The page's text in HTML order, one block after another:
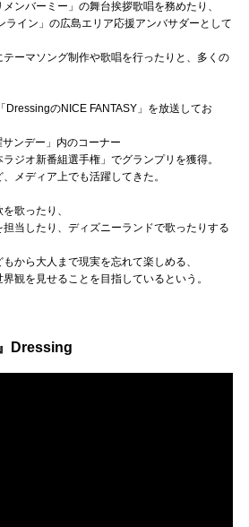
ンバーミー」の舞台挨拶歌唱を務めたり、
ライン」の広島エリア応援アンバサダーとして
ーマソング制作や歌唱を行ったりと、多くの
DressingのNICE FANTASY」を放送してお
ンデー」内のコーナー
ジオ新番組選手権」でグランプリを獲得。
メディア上でも活躍してきた。
歌ったり、
当したり、ディズニーランドで歌ったりする
から大人まで現実を忘れて楽しめる、
観を見せることを目指しているという。
Dressing